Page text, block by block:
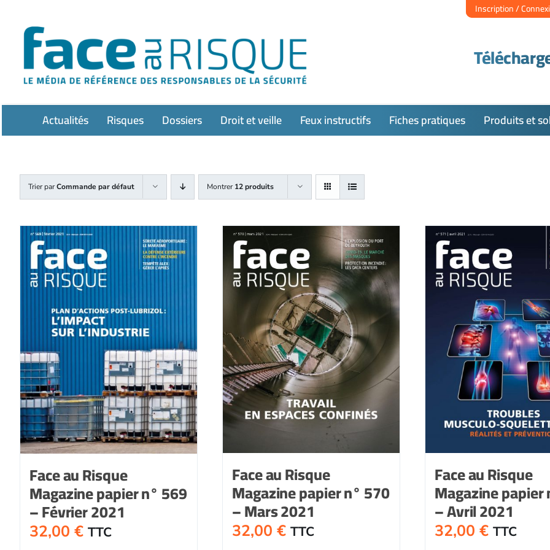
contenu
Inscription /
Actualités Risques Dossiers Droit et veille Feux instructifs Fiches pratiques Produits et
Trier parCommande par défaut Montrer12 produits
Face au Risque
Magazine papier n° 569
– Février 2021
32,00 € TTC
Face au Risque
Magazine papier n° 570
– Mars 2021
32,00 € TTC
Face au Risque
Magazine papier
– Avril 2021
32,00 € TTC